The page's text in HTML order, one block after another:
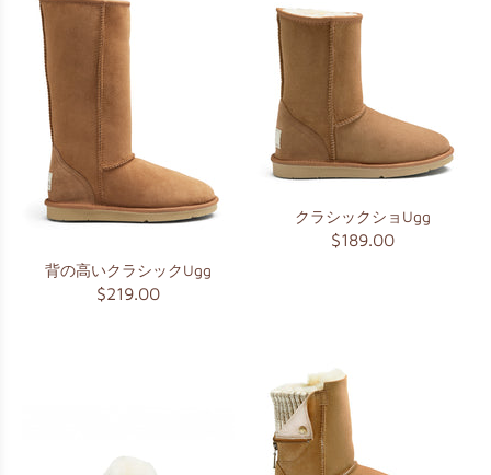
背の高いクラシックUgg
$219.00
クラシックショUgg
$189.00